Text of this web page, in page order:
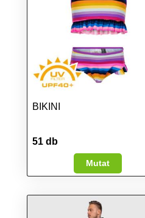
BIKINI
51 db
Mutat